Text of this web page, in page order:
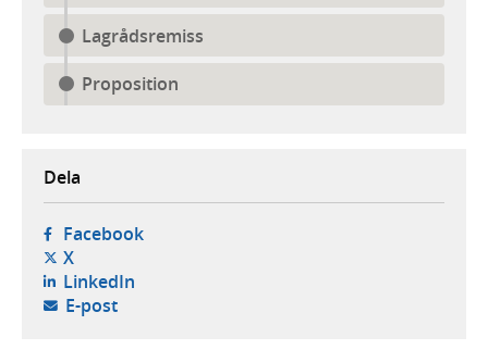
Lagrådsremiss
Proposition
Dela
Facebook- öppnas i ny flik, extern webbplats,
X- öppnas i ny flik, extern webbplats,
LinkedIn- öppnas i ny flik, extern webbplats,
E-post- öppnar din e-postklient,